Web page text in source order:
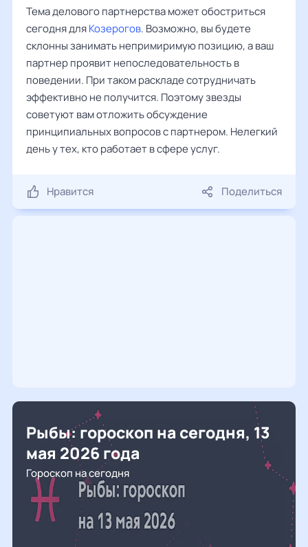
Тема делового партнерства может обостриться
сегодня дляКозерогов. Возможно, вы будете
склонны занимать непримиримую позицию, а ваш
партнер проявит непоследовательность в
поведении. При таком раскладе сотрудничать
эффективно не получится. Поэтому звезды
советуют вам отложить обсуждение
принципиальных вопросов с партнером. Нелегкий
день у тех, кто работает в сфере услуг.
Нравится Поделиться
Рыбы: гороскоп на сегодня, 13
мая 2026 года
Гороскоп на сегодня